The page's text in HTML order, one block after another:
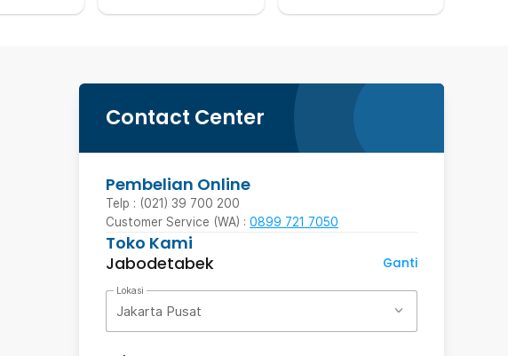
Contact Center
Pembelian Online
Telp : (021) 39 700 200
Customer Service (WA) : 0899 721 7050
Toko Kami
Jabodetabek
Ganti
Lokasi
Jakarta Pusat